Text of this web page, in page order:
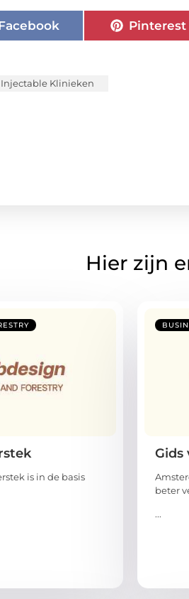
Pinterest
Injectable Klinieken
Hier zijn
is in de basis
Gids
beter
...